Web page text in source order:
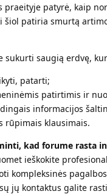
praeityje patyrė, kaip
šiol patiria smurtą
sukurti saugią erdvę,
patarti;
patirtimis ir
informacijos
rūpimais klausimais.
kad forume rasta
ieškokite
kompleksinės pagalbos
jų kontaktus galite